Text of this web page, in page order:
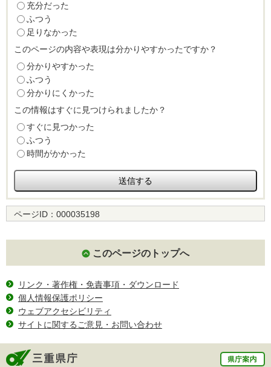
充分だった
ふつう
足りなかった
このページの内容や表現は分かりやすかったですか？
分かりやすかった
ふつう
分かりにくかった
この情報はすぐに見つけられましたか？
すぐに見つかった
ふつう
時間がかかった
ページID： 000035198
このページのトップへ
リンク・著作権・免責事項・ダウンロード
個人情報保護ポリシー
ウェブアクセシビリティ
サイトに関するご意見・お問い合わせ